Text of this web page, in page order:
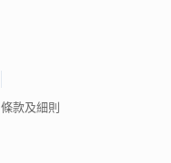
條款及細則